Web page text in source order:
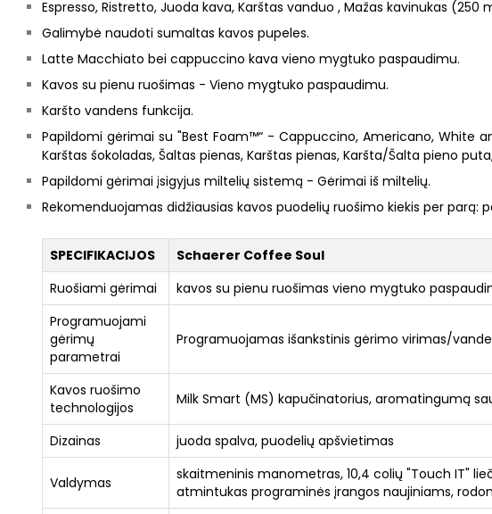
Espresso, Ristretto, Juoda kava, Karštas vanduo , Mažas kavinukas
Galimybė naudoti sumaltas kavos pupeles.
Latte Macchiato bei cappuccino kava vieno mygtuko paspaudimu.
Kavos su pienu ruošimas - Vieno mygtuko paspaudimu.
Karšto vandens funkcija.
Papildomi gėrimai su "Best Foam™“ - Cappuccino, Americano,
Karštas šokoladas, Šaltas pienas, Karštas pienas, Karšta/Šalta pieno
Papildomi gėrimai įsigyjus miltelių sistemą - Gėrimai iš miltelių.
Rekomenduojamas didžiausias kavos puodelių ruošimo kiekis per parą:
SPECIFIKACIJOS
Schaerer Coffee Soul
Ruošiami gėrimai
kavos su pienu ruošimas vieno mygtuko
Programuojami
gėrimų
parametrai
Programuojamas išankstinis gėrimo virimas/
Kavos ruošimo
technologijos
Milk Smart (MS) kapučinatorius, aromatingumą
Dizainas juoda spalva, puodelių apšvietimas
Valdymas
skaitmeninis manometras, 10,4 colių "Touch IT"
atmintukas programinės įrangos naujiniams,